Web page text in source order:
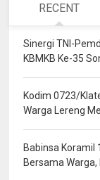
RECENT
Sinergi TNI-
KBMKB Ke-35
Kodim 0723/
Warga Lereng
Babinsa
Bersama